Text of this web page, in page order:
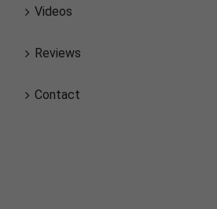
Videos
Reviews
Contact